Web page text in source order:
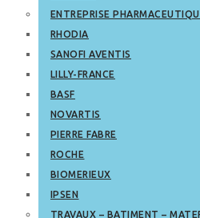
ENTREPRISE
RHODIA
SANOFI AVENTIS
LILLY-FRANCE
BASF
NOVARTIS
PIERRE FABRE
ROCHE
BIOMERIEUX
IPSEN
TRAVAUX – BATIMENT –